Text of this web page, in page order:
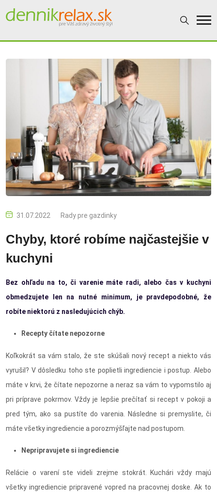
31.07.2022 Rady pre gazdinky
Chyby, ktoré robíme najčastejšie v
kuchyni
Bez ohľadu na to, či varenie máte radi, alebo čas v kuchyni
obmedzujete len na nutné minimum, je pravdepodobné, že
robíte niektorú z nasledujúcich chýb.
Recepty čítate nepozorne
Koľkokrát sa vám stalo, že ste skúšali nový recept a niekto vás
vyrušil? V dôsledku toho ste poplietli ingrediencie i postup. Alebo
máte v krvi, že čítate nepozorne a neraz sa vám to vypomstilo aj
pri príprave pokrmov. Vždy je lepšie prečítať si recept v pokoji a
pred tým, ako sa pustíte do varenia. Následne si premyslite, či
máte všetky ingrediencie a porozmýšľajte nad postupom.
Nepripravujete si ingrediencie
Relácie o varení ste videli zrejme stokrát. Kuchári vždy majú
všetky ingrediencie pripravené vopred na pracovnej doske. Ak to